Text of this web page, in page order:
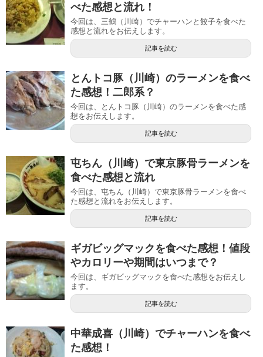
べた感想と流れ！
今回は、三鶴（川崎）でチャーハンと餃子を食べた
感想と流れをお伝えします。
記事を読む
とんトコ豚（川崎）のラーメンを食べ
た感想！二郎系？
今回は、とんトコ豚（川崎）のラーメンを食べた感
想をお伝えします。
記事を読む
屯ちん（川崎）で東京豚骨ラーメンを
食べた感想と流れ
今回は、屯ちん（川崎）で東京豚骨ラーメンを食べ
た感想と流れをお伝えします。
記事を読む
ギガビッグマックを食べた感想！値段
やカロリーや期間はいつまで？
今回は、ギガビッグマックを食べた感想をお伝えし
ます。
記事を読む
中華成喜（川崎）でチャーハンを食べ
た感想！